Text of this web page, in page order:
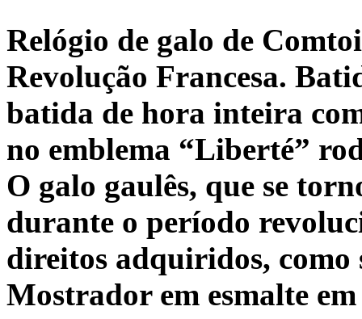
Relógio de galo de
Revolução Francesa.
batida de hora inteira
no emblema “Liberté”
O galo gaulês, que se
durante o período
direitos adquiridos, como
Mostrador em esmalte